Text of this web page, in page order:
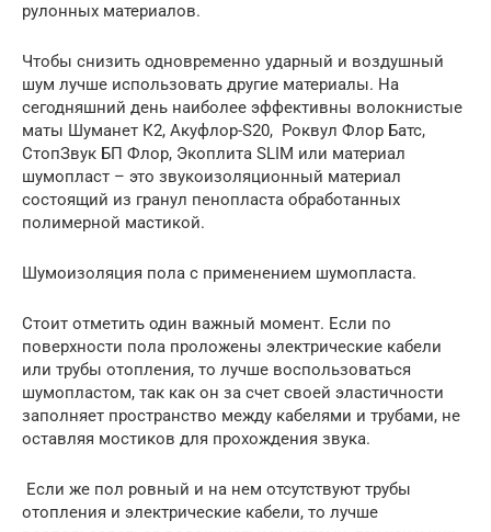
рулонных материалов.
Чтобы снизить одновременно ударный и воздушный
шум лучше использовать другие материалы. На
сегодняшний день наиболее эффективны волокнистые
маты Шуманет К2, Акуфлор-S20, Роквул Флор Батс,
СтопЗвук БП Флор, Экоплита SLIM или материал
шумопласт – это звукоизоляционный материал
состоящий из гранул пенопласта обработанных
полимерной мастикой.
Шумоизоляция пола с применением шумопласта.
Стоит отметить один важный момент. Если по
поверхности пола проложены электрические кабели
или трубы отопления, то лучше воспользоваться
шумопластом, так как он за счет своей эластичности
заполняет пространство между кабелями и трубами, не
оставляя мостиков для прохождения звука.
Если же пол ровный и на нем отсутствуют трубы
отопления и электрические кабели, то лучше